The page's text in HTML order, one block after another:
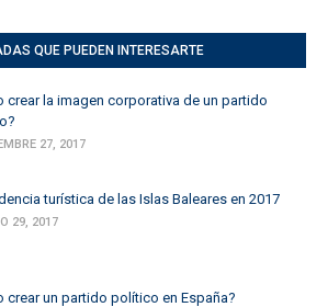
QUE PUEDEN INTERESARTE
crear la imagen corporativa de un partido
27, 2017
turística de las Islas Baleares en 2017
29, 2017
crear un partido político en España?